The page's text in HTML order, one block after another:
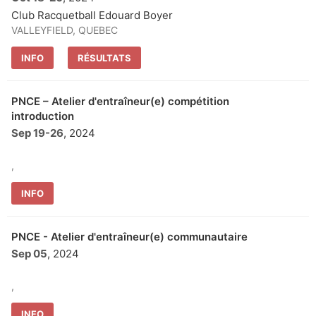
Club Racquetball Edouard Boyer
VALLEYFIELD, QUEBEC
INFO RÉSULTATS
PNCE – Atelier d'entraîneur(e) compétition
introduction
Sep 19-26, 2024
,
INFO
PNCE - Atelier d'entraîneur(e) communautaire
Sep 05, 2024
,
INFO